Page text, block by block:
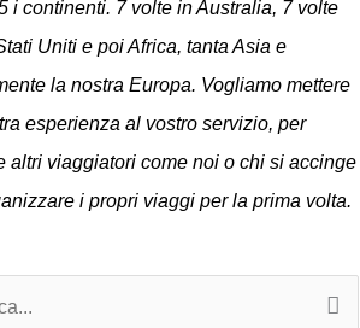
i continenti. 7 volte in Australia, 7 volte
Uniti e poi Africa, tanta Asia e
la nostra Europa. Vogliamo mettere
esperienza al vostro servizio, per
altri viaggiatori come noi o chi si accinge
i propri viaggi per la prima volta.